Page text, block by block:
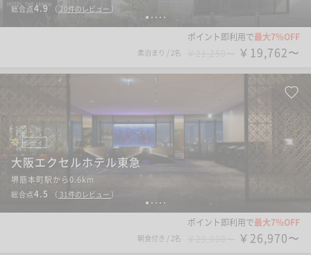
1 2 3 4 5
総合点4.9（ 20件のレビュー ）
ポイント即利用で最大7％OFF
素泊まり / 2名 ￥19,762〜
1 2 3 4 5
シティ
大阪エクセルホテル東急
堺筋本町駅から0.6km
総合点4.5 （ 31件のレビュー ）
ポイント即利用で最大7％OFF
朝食付き / 2名 ￥26,970〜